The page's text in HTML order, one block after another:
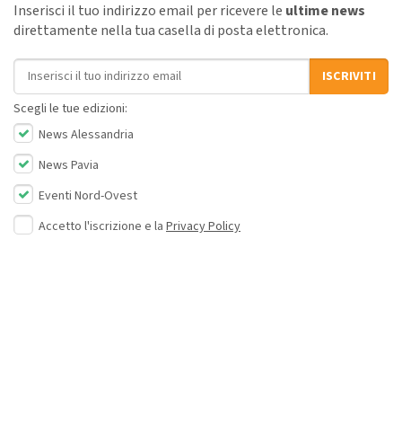
Inserisci il tuo indirizzo email per ricevere le ultime news
direttamente nella tua casella di posta elettronica.
Indirizzo email
ISCRIVITI
Scegli le tue edizioni:
News Alessandria
News Pavia
Eventi Nord-Ovest
Accetto l'iscrizione e la Privacy Policy